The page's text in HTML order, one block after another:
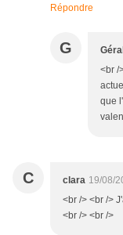
Répondre
G
<br /
que
C clara 19/08/
<br /> <br />
<br /> <br />